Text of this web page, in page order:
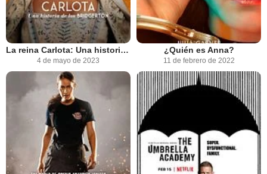
La reina Carlota: Una historia de los Bridgerton
4 de mayo de 2023
¿Quién es Anna?
11 de febrero de 2022